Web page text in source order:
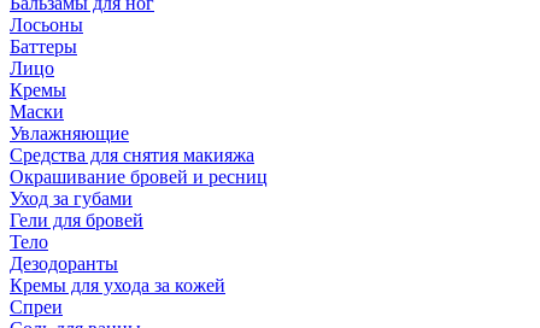
Лосьоны
Баттеры
Лицо
Кремы
Маски
Увлажняющие
Средства для снятия макияжа
Окрашивание бровей и ресниц
Уход за губами
Гели для бровей
Тело
Дезодоранты
Кремы для ухода за кожей
Спреи